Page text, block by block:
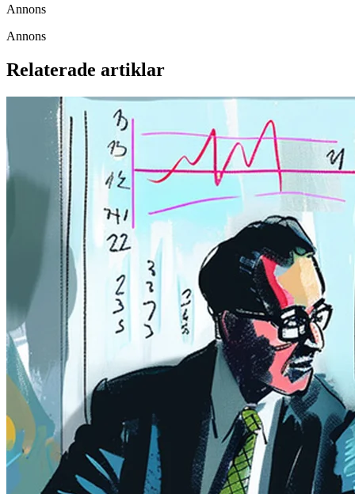
Annons
Annons
Relaterade artiklar